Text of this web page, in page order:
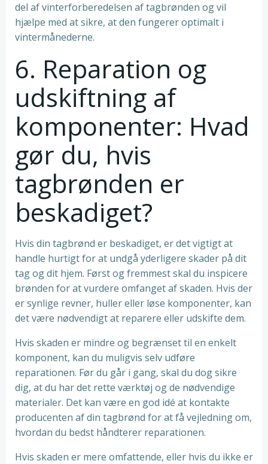
del af vinterforberedelsen af tagbrønden og vil
hjælpe med at sikre, at den fungerer optimalt i
vintermånederne.
6. Reparation og
udskiftning af
komponenter: Hvad
gør du, hvis
tagbrønden er
beskadiget?
Hvis din tagbrønd er beskadiget, er det vigtigt at
handle hurtigt for at undgå yderligere skader på dit
tag og dit hjem. Først og fremmest skal du inspicere
brønden for at vurdere omfanget af skaden. Hvis der
er synlige revner, huller eller løse komponenter, kan
det være nødvendigt at reparere eller udskifte dem.
Hvis skaden er mindre og begrænset til en enkelt
komponent, kan du muligvis selv udføre
reparationen. Før du går i gang, skal du dog sikre
dig, at du har det rette værktøj og de nødvendige
materialer. Det kan være en god idé at kontakte
producenten af din tagbrønd for at få vejledning om,
hvordan du bedst håndterer reparationen.
Hvis skaden er mere omfattende, eller hvis du ikke er